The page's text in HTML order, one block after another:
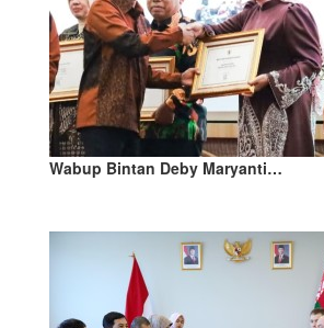
Wabup Bintan Deby Maryanti…